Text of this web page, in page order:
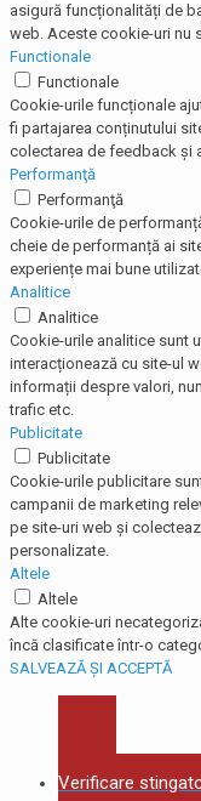
asigură funcționalități de
web. Aceste cookie-uri nu
Functionale
Functionale
Cookie-urile funcționale
fi partajarea conținutului
colectarea de feedback și
Performanţă
Performanţă
Cookie-urile de
cheie de performanță ai
experiențe mai bune
Analitice
Analitice
Cookie-urile analitice sunt
interacționează cu site-ul
informații despre valori,
trafic etc.
Publicitate
Publicitate
Cookie-urile publicitare
campanii de marketing
pe site-uri web și
personalizate.
Altele
Altele
Alte cookie-uri
încă clasificate într-o
SALVEAZĂ ȘI ACCEPTĂ
Verificare